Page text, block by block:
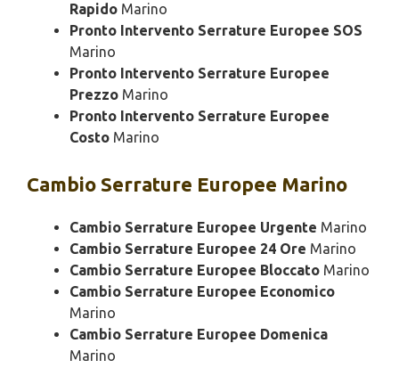
Rapido Marino
Pronto Intervento Serrature Europee SOS
Marino
Pronto Intervento Serrature Europee
Prezzo Marino
Pronto Intervento Serrature Europee
Costo Marino
Cambio Serrature Europee Marino
Cambio Serrature Europee Urgente Marino
Cambio Serrature Europee 24 Ore Marino
Cambio Serrature Europee Bloccato Marino
Cambio Serrature Europee Economico
Marino
Cambio Serrature Europee Domenica
Marino